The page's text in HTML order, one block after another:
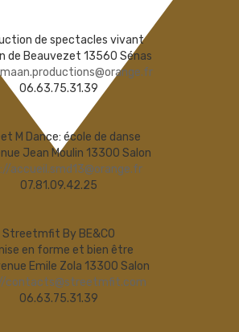
de spectacles vivant
de Beauvezet 13560 Sénas
06.63.75.31.39
M Dance: école de danse
Jean Moulin 13300 Salon
accueil.smd13@orange.fr
07.81.09.42.25
Streetmfit By BE&CO
en forme et bien être
Emile Zola 13300 Salon
contacts@streetmfit.com
06.63.75.31.39